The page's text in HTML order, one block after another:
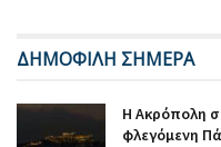
ΔΗΜΟΦΙΛΗ ΣΗΜΕΡΑ
Η Ακρόπολη
φλεγόμενη